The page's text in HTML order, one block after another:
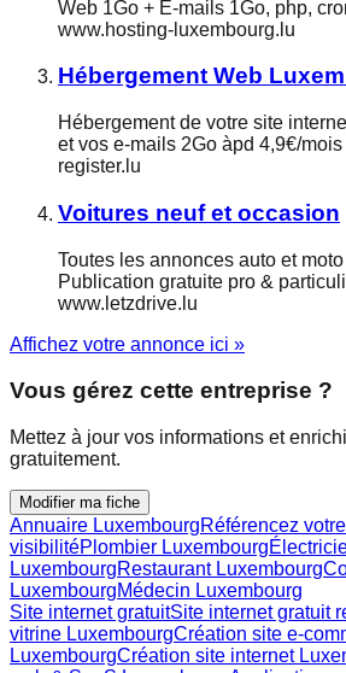
Web 1Go + E-mails 1Go, php,
www.hosting-luxembourg.lu
Hébergement Web
Hébergement de votre site
et vos e-mails 2Go àpd 4,9€/mois
register.lu
Voitures neuf et occasion
Toutes les annonces auto et moto
Publication gratuite pro &
www.letzdrive.lu
Affichez votre annonce ici »
Vous gérez cette entreprise ?
Mettez à jour vos informations et
gratuitement.
Modifier ma fiche
Annuaire LuxembourgRéférencez
visibilitéPlombier Luxembourg
LuxembourgRestaurant Luxembourg
LuxembourgMédecin Luxembourg
Site internet gratuitSite internet gratuit
vitrine LuxembourgCréation site e-
LuxembourgCréation site internet